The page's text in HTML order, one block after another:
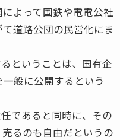
よって国鉄や電電公社
道路公団の民営化にま
ということは、国有企
般に公開するという
であると同時に、その
るのも自由だというの